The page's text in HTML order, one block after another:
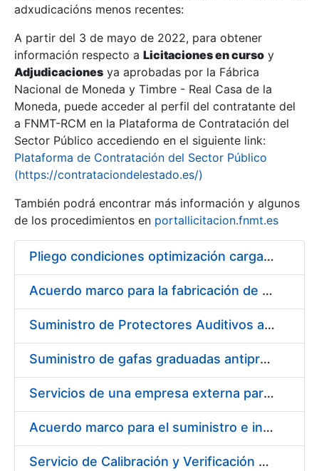
Mostrar/Ocultar
Mostrar/Ocultar
Mostrar/Ocultar
Mostrar/Ocultar
adxudicacións menos recentes:
A partir del 3 de mayo de 2022, para obtener
información respecto a Licitaciones en curso y
Adjudicaciones ya aprobadas por la Fábrica
Nacional de Moneda y Timbre - Real Casa de la
Moneda, puede acceder al perfil del contratante del
a FNMT-RCM en la Plataforma de Contratación del
Sector Público accediendo en el siguiente link:
Plataforma de Contratación del Sector Público
(https://contrataciondelestado.es/)
También podrá encontrar más información y algunos
de los procedimientos en portallicitacion.fnmt.es
Pliego condiciones optimización cargas compras firmado
Acuerdo marco para la fabricación de piezas
Suministro de Protectores Auditivos a medida para las personas trabajadoras de los Centros de Trabajo de Madrid y Burgos
Suministro de gafas graduadas antiproyecciones para los trabajadores de la FNMT-RCM en los centros de trabajo de Madrid y Burgos
Servicios de una empresa externa para el asesoramiento y resolución de los recursos de alzada que se presentan relacionados con procesos de selección para la FNMT-RCM
Acuerdo marco para el suministro e instalación de persianas, estores y otros complementos
Servicio de Calibración y Verificación Externa de los Equipos de Medición del Servicio de Prevención de la FNMT-RCM